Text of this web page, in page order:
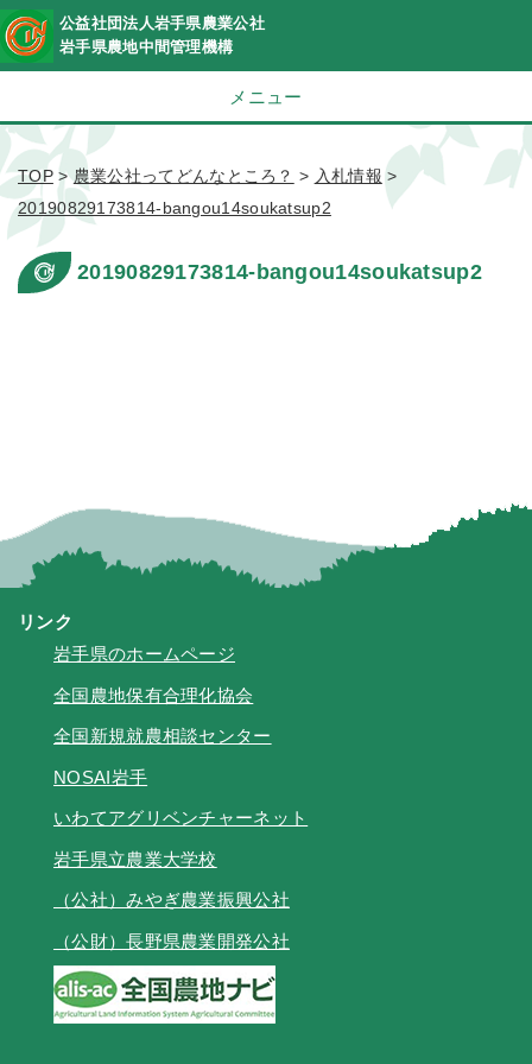
公益社団法人岩手県農業公社
岩手県農地中間管理機構
メニュー
TOP>農業公社ってどんなところ？ > 入札情報 >
20190829173814-bangou14soukatsup2
20190829173814-bangou14soukatsup2
リンク
岩手県のホームページ
全国農地保有合理化協会
全国新規就農相談センター
NOSAI岩手
いわてアグリベンチャーネット
岩手県立農業大学校
（公社）みやぎ農業振興公社
（公財）長野県農業開発公社